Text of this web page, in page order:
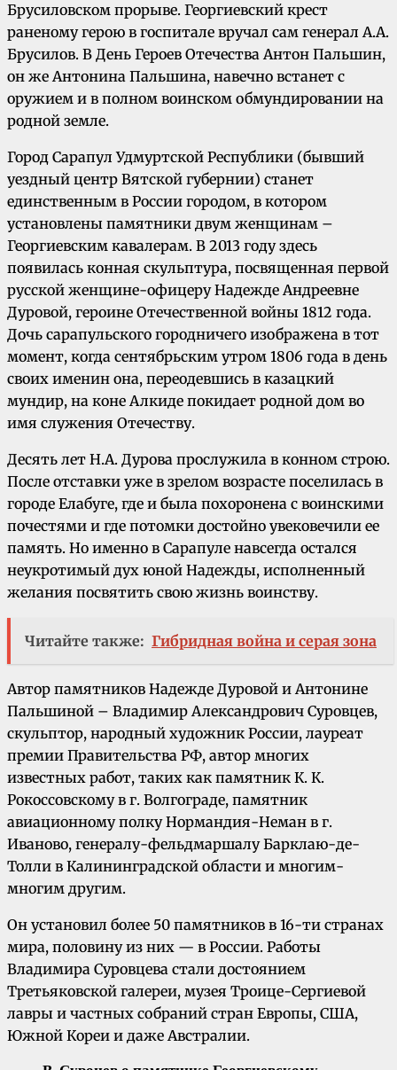
Брусиловском прорыве. Георгиевский крест
раненому герою в госпитале вручал сам генерал А.А.
Брусилов. В День Героев Отечества Антон Пальшин,
он же Антонина Пальшина, навечно встанет с
оружием и в полном воинском обмундировании на
родной земле.
Город Сарапул Удмуртской Республики (бывший
уездный центр Вятской губернии) станет
единственным в России городом, в котором
установлены памятники двум женщинам –
Георгиевским кавалерам. В 2013 году здесь
появилась конная скульптура, посвященная первой
русской женщине-офицеру Надежде Андреевне
Дуровой, героине Отечественной войны 1812 года.
Дочь сарапульского городничего изображена в тот
момент, когда сентябрьским утром 1806 года в день
своих именин она, переодевшись в казацкий
мундир, на коне Алкиде покидает родной дом во
имя служения Отечеству.
Десять лет Н.А. Дурова прослужила в конном строю.
После отставки уже в зрелом возрасте поселилась в
городе Елабуге, где и была похоронена с воинскими
почестями и где потомки достойно увековечили ее
память. Но именно в Сарапуле навсегда остался
неукротимый дух юной Надежды, исполненный
желания посвятить свою жизнь воинству.
Читайте также: Гибридная война и серая зона
Автор памятников Надежде Дуровой и Антонине
Пальшиной – Владимир Александрович Суровцев,
скульптор, народный художник России, лауреат
премии Правительства РФ, автор многих
известных работ, таких как памятник К. К.
Рокоссовскому в г. Волгограде, памятник
авиационному полку Нормандия-Неман в г.
Иваново, генералу-фельдмаршалу Барклаю-де-
Толли в Калининградской области и многим-
многим другим.
Он установил более 50 памятников в 16-ти странах
мира, половину из них — в России. Работы
Владимира Суровцева стали достоянием
Третьяковской галереи, музея Троице-Сергиевой
лавры и частных собраний стран Европы, США,
Южной Кореи и даже Австралии.